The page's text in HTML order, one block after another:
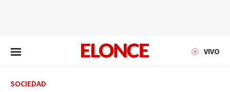
VIVO
SOCIEDAD